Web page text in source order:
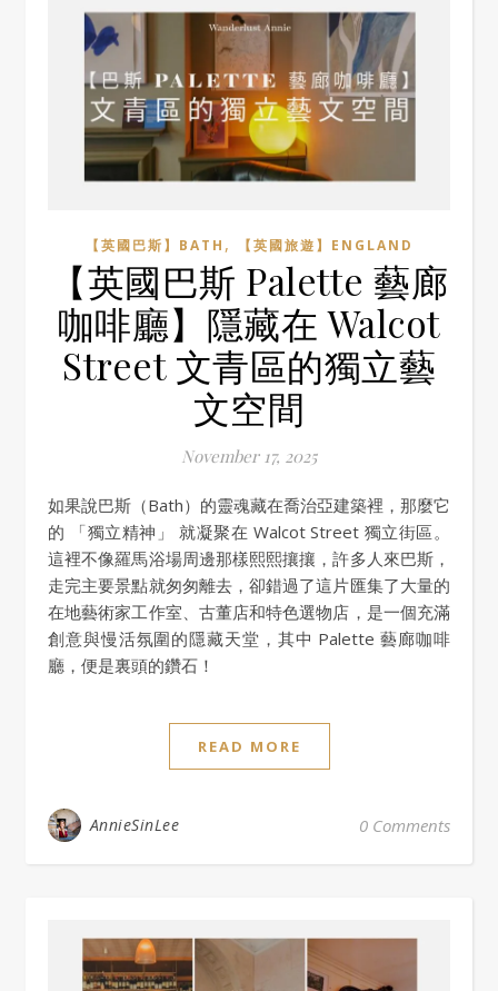
【英國巴斯】BATH , 【英國旅遊】ENGLAND
【英國巴斯 Palette 藝廊
咖啡廳】隱藏在 Walcot
Street 文青區的獨立藝
文空間
November 17, 2025
如果說巴斯（Bath）的靈魂藏在喬治亞建築裡，那麼它
的 「獨立精神」 就凝聚在 Walcot Street 獨立街區。
這裡不像羅馬浴場周邊那樣熙熙攘攘，許多人來巴斯，
走完主要景點就匆匆離去，卻錯過了這片匯集了大量的
在地藝術家工作室、古董店和特色選物店，是一個充滿
創意與慢活氛圍的隱藏天堂，其中 Palette 藝廊咖啡
廳，便是裏頭的鑽石！
READ MORE
AnnieSinLee 0 Comments